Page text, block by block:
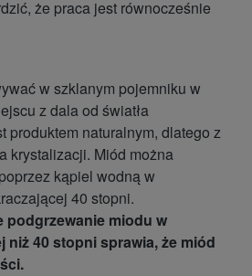
że praca jest równocześnie
w szklanym pojemniku w
z dala od światła
produktem naturalnym, dlatego z
krystalizacji. Miód można
kąpiel wodną w
40 stopni.
podgrzewanie miodu w
niż 40 stopni sprawia, że miód